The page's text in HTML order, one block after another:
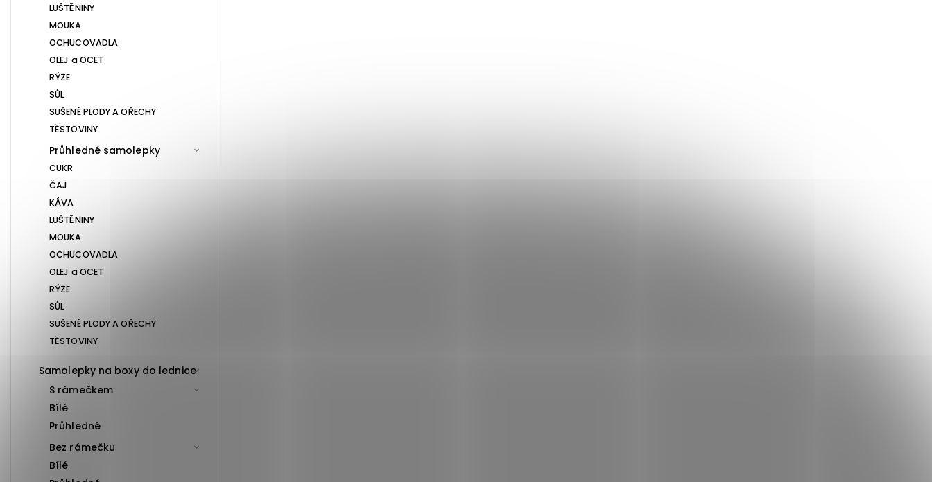
LUŠTĚNINY
MOUKA
OCHUCOVADLA
OLEJ a OCET
RÝŽE
SŮL
SUŠENÉ PLODY A OŘECHY
TĚSTOVINY
Průhledné samolepky
CUKR
ČAJ
KÁVA
LUŠTĚNINY
MOUKA
OCHUCOVADLA
OLEJ a OCET
RÝŽE
SŮL
SUŠENÉ PLODY A OŘECHY
TĚSTOVINY
Samolepky na boxy do lednice
S rámečkem
Bílé
Průhledné
Bez rámečku
Bílé